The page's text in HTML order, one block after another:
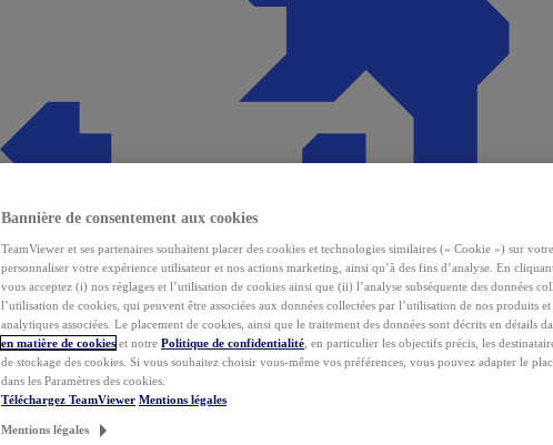
Bannière de consentement aux cookies
TeamViewer et ses partenaires souhaitent placer des cookies et technologies similaires (« Cookie ») sur
personnaliser votre expérience utilisateur et nos actions marketing, ainsi qu’à des fins d’analyse. En
vous acceptez (i) nos réglages et l’utilisation de cookies ainsi que (ii) l’analyse subséquente des données
l’utilisation de cookies, qui peuvent être associées aux données collectées par l’utilisation de nos produits et
analytiques associées. Le placement de cookies, ainsi que le traitement des données sont décrits en détails
en matière de cookies et notre Politique de confidentialité , en particulier les objectifs précis, les
de stockage des cookies. Si vous souhaitez choisir vous-même vos préférences, vous pouvez adapter le
dans les Paramètres des cookies.
Téléchargez TeamViewer Mentions légales
Mentions légales